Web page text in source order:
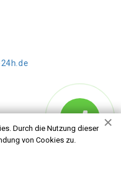
Durch die Nutzung dieser
von Cookies zu.
Hameln Klein Berkel.